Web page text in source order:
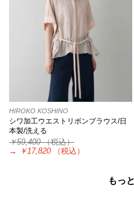
HIROKO KOSHINO
シワ加工ウエストリボンブラウス/日
本製/洗える
￥59,400（税込）
→
￥17,820 （税込）
もっ